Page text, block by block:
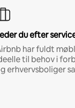
du efter
har fuldt
til behov i
erhvervsboliger